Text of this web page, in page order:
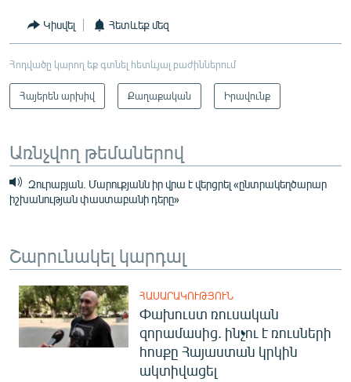
Կիսվել Հետևեք մեզ
Հոդվածը կարող եք գտնել հետևյալ բաժիններում
Հայերեն արխիվ Քաղաքական Իրավունք
Առնչվող թեմաներով
Զուրաբյան. Մարուքյանն իր վրա է վերցրել «ընտրակեղծարար
իշխանության փաստաբանի դերը»
Շարունակել կարդալ
ՀԱՍԱՐԱԿՈՒԹՅՈՒՆ
Փախուստ ռուսական
զորամասից. ինչու է ռուսների
հոսքը Հայաստան կրկին
ակտիվացել